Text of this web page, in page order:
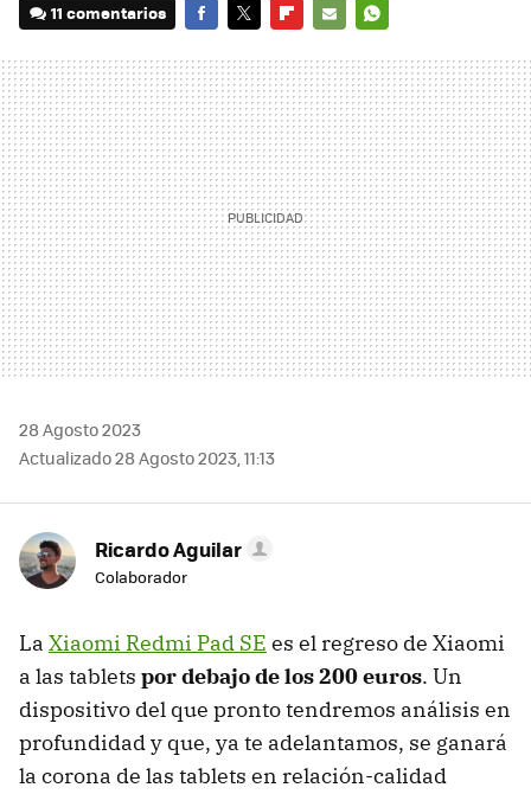
11 comentarios
MAIL
28 Agosto 2023
Actualizado 28 Agosto 2023, 11:13
Ricardo Aguilar
Colaborador
La Xiaomi Redmi Pad SE es el regreso de Xiaomi
a las tablets por debajo de los 200 euros. Un
dispositivo del que pronto tendremos análisis en
profundidad y que, ya te adelantamos, se ganará
la corona de las tablets en relación-calidad